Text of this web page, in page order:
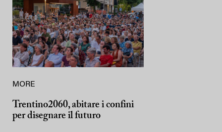
MORE
Trentino2060, abitare i confini
per disegnare il futuro